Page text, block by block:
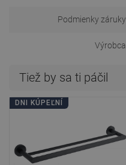
Podmienky záruky
Výrobca
Tiež by sa ti páčil
DNI KÚPEĽNÍ